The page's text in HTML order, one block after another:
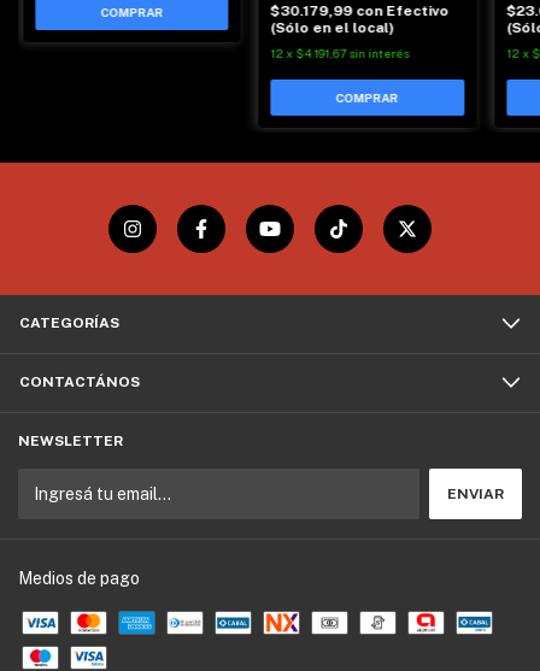
$30.179,99 con Efectivo
(Sólo en el local)
12 x $4.191,67 sin interés 12 x
CATEGORÍAS
CONTACTÁNOS
NEWSLETTER
Medios de pago